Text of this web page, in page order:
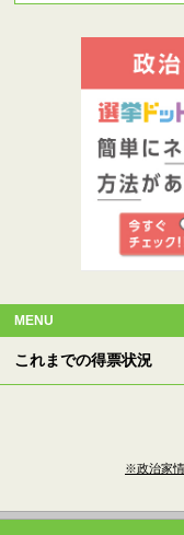
MENU
これまでの得票状況
※政治家